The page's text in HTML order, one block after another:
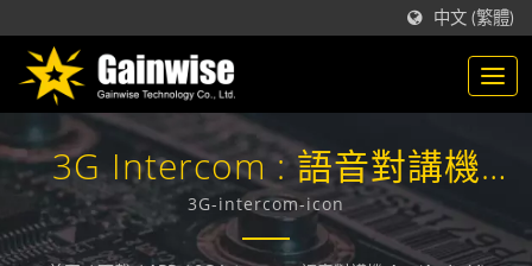
中文 (繁體)
3G Intercom : 語音對講機
App(Android)
3G-intercom-icon